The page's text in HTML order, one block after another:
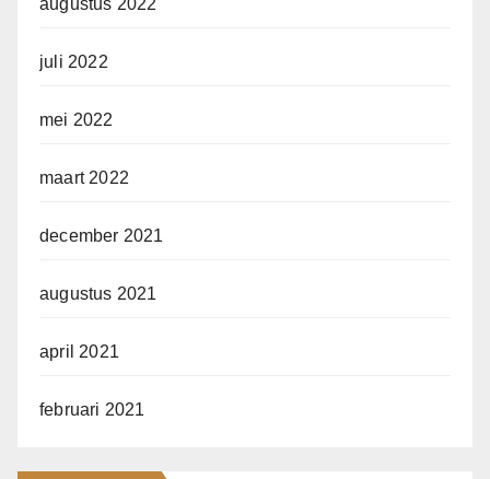
juli 2022
mei 2022
maart 2022
december 2021
augustus 2021
april 2021
februari 2021